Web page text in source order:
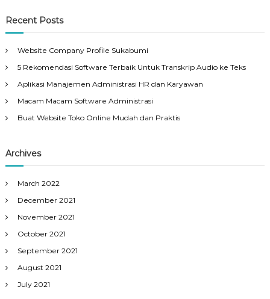
Recent Posts
Website Company Profile Sukabumi
5 Rekomendasi Software Terbaik Untuk Transkrip Audio ke Teks
Aplikasi Manajemen Administrasi HR dan Karyawan
Macam Macam Software Administrasi
Buat Website Toko Online Mudah dan Praktis
Archives
March 2022
December 2021
November 2021
October 2021
September 2021
August 2021
July 2021